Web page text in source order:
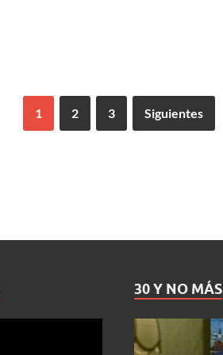
1 2 3 Siguientes
30 Y NO MÁS